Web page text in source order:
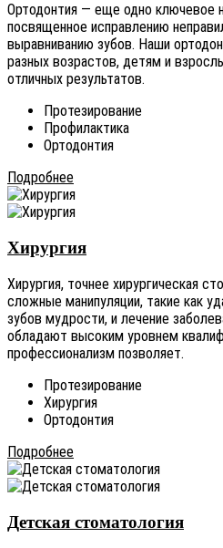
Ортодонтия — еще одно ключевое
посвященное исправлению
выравниванию зубов. Наши
разных возрастов, детям и
отличных результатов.
Протезирование
Профилактика
Ортодонтия
Подробнее
Хирургия
Хирургия, точнее хирургическая
сложные манипуляции, такие как
зубов мудрости, и лечение
обладают высоким уровнем
профессионализм позволяет.
Протезирование
Хирургия
Ортодонтия
Подробнее
Детская стоматология